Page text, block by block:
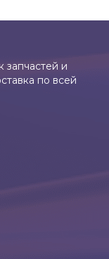
запчастей и
по всей